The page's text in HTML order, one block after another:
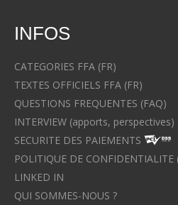
INFOS
CATEGORIES FFA (FR)
TEXTES OFFICIELS FFA (FR)
QUESTIONS FREQUENTES (FAQ)
INTERVIEW (apports, perspectives)
SECURITE DES PAIEMENTS
POLITIQUE DE CONFIDENTIALITE
LINKED IN
QUI SOMMES-NOUS ?